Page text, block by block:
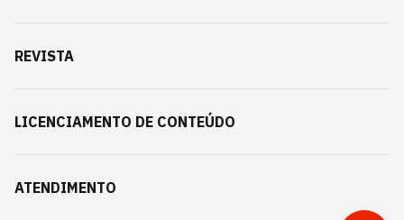
REVISTA
LICENCIAMENTO DE CONTEÚDO
ATENDIMENTO